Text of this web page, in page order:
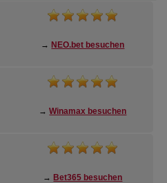
→ NEO.bet besuchen
→Winamax besuchen
→ Bet365 besuchen